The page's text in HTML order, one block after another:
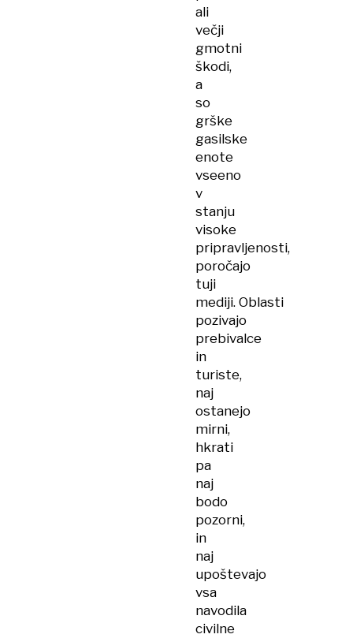
ali
večji
gmotni
škodi,
a
so
grške
gasilske
enote
vseeno
v
stanju
visoke
pripravljenosti,
poročajo
tuji
mediji. Oblasti
pozivajo
prebivalce
in
turiste,
naj
ostanejo
mirni,
hkrati
pa
naj
bodo
pozorni,
in
naj
upoštevajo
vsa
navodila
civilne